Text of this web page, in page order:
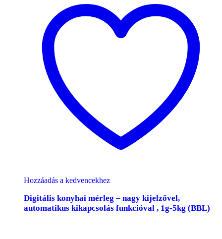
Hozzáadás a kedvencekhez
Digitális konyhai mérleg – nagy kijelzővel,
automatikus kikapcsolás funkcióval , 1g-5kg (BBL)